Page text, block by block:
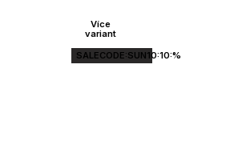
Více
variant
SALECODE:SUN10:10:%